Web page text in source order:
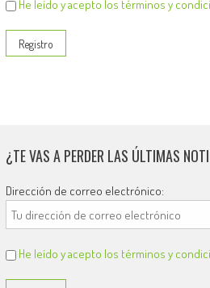
He leído y acepto los términos y
¿TE VAS A PERDER LAS ÚLTIMAS
Dirección de correo electrónico:
He leído y acepto los términos y